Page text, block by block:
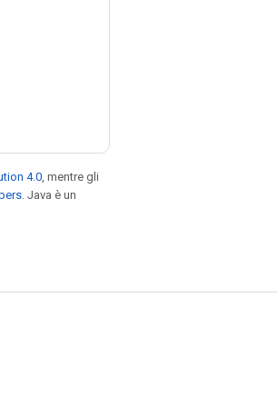
4.0 , mentre gli
. Java è un